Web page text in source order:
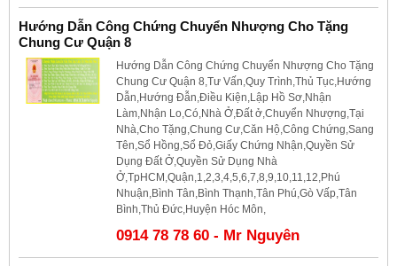
Hướng Dẫn Công Chứng Chuyển Nhượng Cho Tặng
Chung Cư Quận 8
Hướng Dẫn Công Chứng Chuyển Nhượng Cho Tặng
Chung Cư Quận 8,Tư Vấn,Quy Trình,Thủ Tục,Hướng
Dẫn,Hướng Đẫn,Điều Kiện,Lập Hồ Sơ,Nhận
Làm,Nhận Lo,Có,Nhà Ở,Đất ở,Chuyển Nhượng,Tại
Nhà,Cho Tặng,Chung Cư,Căn Hộ,Công Chứng,Sang
Tên,Sổ Hồng,Sổ Đỏ,Giấy Chứng Nhận,Quyền Sử
Dụng Đất Ở,Quyền Sử Dụng Nhà
Ở,TpHCM,Quận,1,2,3,4,5,6,7,8,9,10,11,12,Phú
Nhuận,Bình Tân,Bình Thạnh,Tân Phú,Gò Vấp,Tân
Bình,Thủ Đức,Huyện Hóc Môn,
0914 78 78 60 - Mr Nguyên